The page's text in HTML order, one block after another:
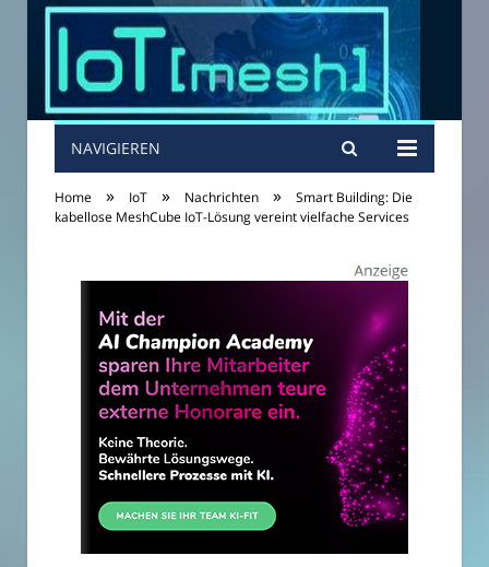
NAVIGIEREN
Home » IoT » Nachrichten »
Smart Building: Die
kabellose MeshCube IoT-Lösung vereint vielfache Services